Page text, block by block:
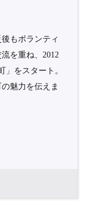
もボランティ
を重ね、2012
」をスタート。
魅力を伝えま